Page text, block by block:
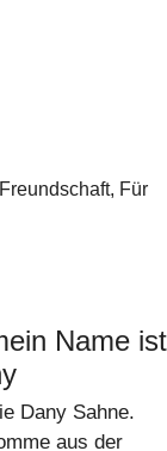
Freundschaft, Für
Name ist
Dany Sahne.
aus der